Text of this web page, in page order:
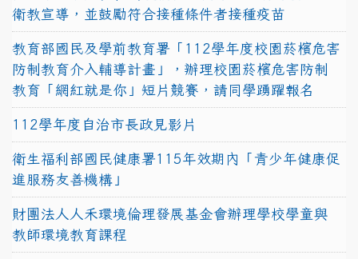
衛教宣導，並鼓勵符合接種條件者接種疫苗
教育部國民及學前教育署「112學年度校園菸檳危害
防制教育介入輔導計畫」，辦理校園菸檳危害防制
教育「網紅就是你」短片競賽，請同學踴躍報名
112學年度自治市長政見影片
衛生福利部國民健康署115年效期內「青少年健康促
進服務友善機構」
財團法人人禾環境倫理發展基金會辦理學校學童與
教師環境教育課程